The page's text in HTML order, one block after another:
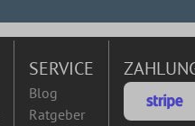
SERVICE
Blog
Ratgeber